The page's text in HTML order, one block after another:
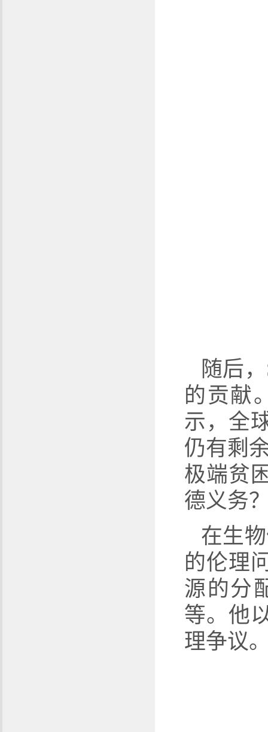
随后，
的贡献
示，全
仍有剩
极端贫
德义务
在生
的伦理
源的分
等。他
理争议